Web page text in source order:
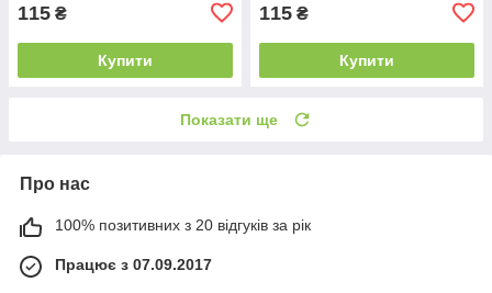
115 ₴
Купити
115 ₴
Купити
Показати ще
Про нас
100% позитивних з 20 відгуків за рік
Працює з 07.09.2017